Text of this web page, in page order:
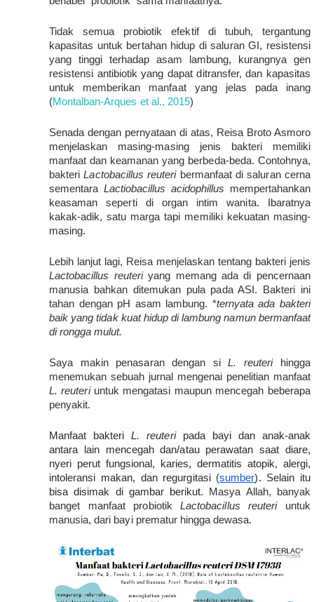
Tidak semua probiotik efektif di tubuh, tergantung
kapasitas untuk bertahan hidup di saluran GI, resistensi
yang tinggi terhadap asam lambung, kurangnya gen
resistensi antibiotik yang dapat ditransfer, dan kapasitas
(Montalban-Arques et al., 2015)
Senada dengan pernyataan di atas, Reisa Broto Asmoro
menjelaskan masing-masing jenis bakteri memiliki
manfaat dan keamanan yang berbeda-beda. Contohnya,
bakteri Lactobacillus reuteri bermanfaat di saluran cerna
sementara Lactiobacillus acidophillus mempertahankan
keasaman seperti di organ intim wanita. Ibaratnya
kakak-adik, satu marga tapi memiliki kekuatan masing-
masing.
Lactobacillus reuteri yang memang ada di pencernaan
manusia bahkan ditemukan pula pada ASI. Bakteri ini
tahan dengan pH asam lambung. *ternyata ada bakteri
baik yang tidak kuat hidup di lambung namun bermanfaat
di rongga mulut.
Saya makin penasaran dengan si L. reuteri
hingga
menemukan sebuah jurnal mengenai penelitian manfaat
L. reuteri untuk mengatasi maupun mencegah beberapa
penyakit.
Manfaat bakteri L. reuteri pada bayi dan anak-anak
antara lain mencegah dan/atau perawatan saat diare,
nyeri perut fungsional, karies, dermatitis atopik, alergi,
intoleransi makan, dan regurgitasi (sumber). Selain itu
bisa disimak di gambar berikut.
Masya Allah, banyak
banget manfaat probiotik Lactobacillus reuteri untuk
manusia, dari bayi prematur hingga dewasa.